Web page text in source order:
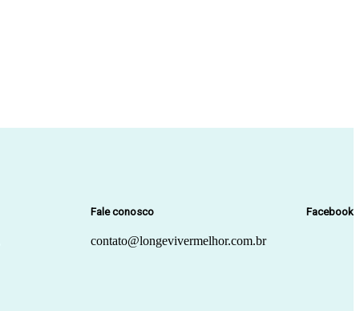
Fale conosco
contato@longevivermelhor.com.br
Facebook